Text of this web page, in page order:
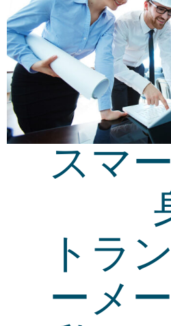
スマ
トラ
ーメ